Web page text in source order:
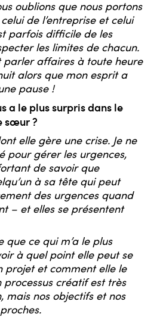
oublions que nous portons
de l’entreprise et celui
parfois difficile de les
les limites de chacun.
parler affaires à toute heure
alors que mon esprit a
pause !
a le plus surpris dans le
sœur ?
elle gère une crise. Je ne
pour gérer les urgences,
de savoir que
à sa tête qui peut
des urgences quand
– et elles se présentent
que ce qui m’a le plus
à quel point elle peut se
projet et comment elle le
processus créatif est très
mais nos objectifs et nos